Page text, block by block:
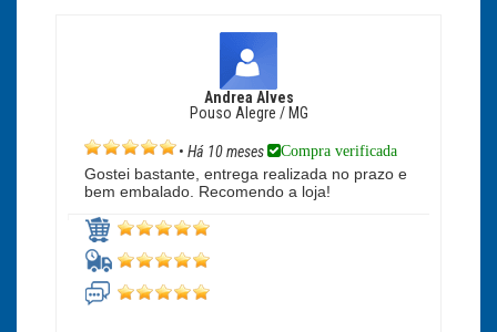
Andrea Alves
Pouso Alegre / MG
• Há 10 meses Compra verificada
Gostei bastante, entrega realizada no prazo e
bem embalado. Recomendo a loja!